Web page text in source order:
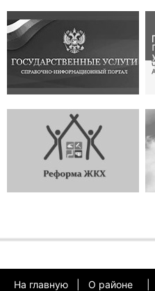
На главную О районе